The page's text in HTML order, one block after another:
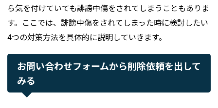
ら気を付けていても誹謗中傷をされてしまうこともありま
す。ここでは、誹謗中傷をされてしまった時に検討したい
4つの対策方法を具体的に説明していきます。
お問い合わせフォームから削除依頼を出して
みる